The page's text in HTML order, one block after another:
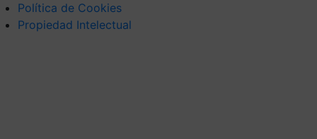
Política de Cookies
Propiedad Intelectual